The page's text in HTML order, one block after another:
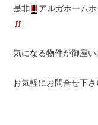
是非 アルガホーム
気になる物件が御座い
お気軽にお問合せ下さ